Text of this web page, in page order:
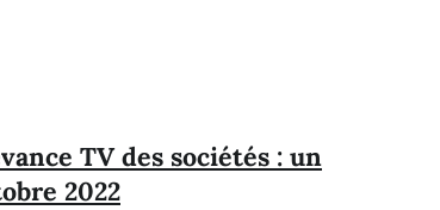
TV des sociétés : un
2022